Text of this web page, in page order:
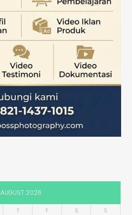
AUGUST 2026
T F S
S